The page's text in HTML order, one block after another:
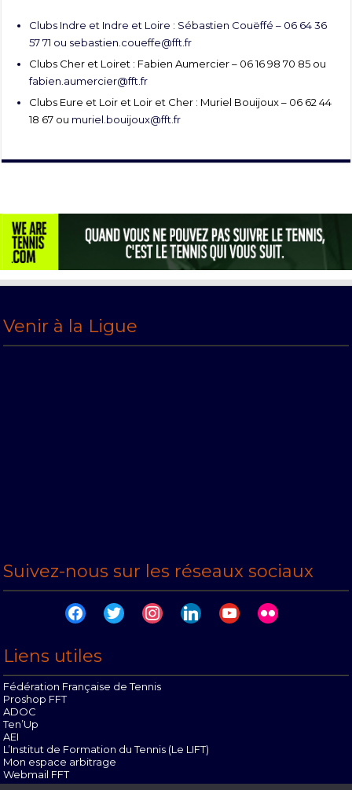
Clubs Indre et Indre et Loire : Sébastien Couëffé – 06 64 36
57 71 ou sebastien.coueffe@fft.fr
Clubs Cher et Loiret : Fabien Aumercier – 06 16 98 70 85 ou
fabien.aumercier@fft.fr
Clubs Eure et Loir et Loir et Cher : Muriel Bouijoux – 06 62 44
18 67 ou muriel.bouijoux@fft.fr
Venir à la Ligue
Suivez-nous sur les réseaux sociaux
facebooktwitter instagramlinkedinyoutubeflickr
Liens utiles
Fédération Française de Tennis
Proshop FFT
ADOC
Ten’Up
AEI
L’Institut de Formation du Tennis (Le LIFT)
Mon espace arbitrage
Webmail FFT